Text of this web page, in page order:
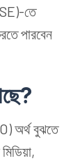
তে
পারবেন
অর্থ বুঝতে